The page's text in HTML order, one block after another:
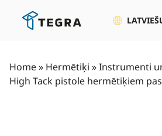
Home» Hermētiķi »Instrumenti
High Tack pistole hermētiķiem